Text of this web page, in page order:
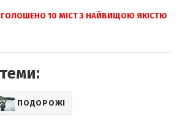
10 МІСТ З НАЙВИЩОЮ ЯКІСТЮ
ПОДОРОЖІ